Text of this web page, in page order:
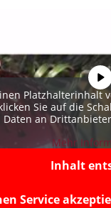
Platzhalterinhalt
Sie auf die
Daten an
Mehr
Inhalt
Service